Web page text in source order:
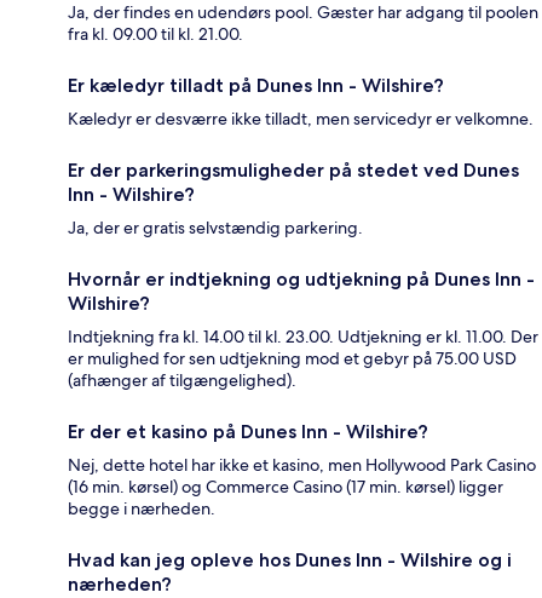
Ja, der findes en udendørs pool. Gæster har adgang til poolen
fra kl. 09.00 til kl. 21.00.
Er kæledyr tilladt på Dunes Inn - Wilshire?
Kæledyr er desværre ikke tilladt, men servicedyr er velkomne.
Er der parkeringsmuligheder på stedet ved Dunes
Inn - Wilshire?
Ja, der er gratis selvstændig parkering.
Hvornår er indtjekning og udtjekning på Dunes Inn -
Wilshire?
Indtjekning fra kl. 14.00 til kl. 23.00. Udtjekning er kl. 11.00. Der
er mulighed for sen udtjekning mod et gebyr på 75.00 USD
(afhænger af tilgængelighed).
Er der et kasino på Dunes Inn - Wilshire?
Nej, dette hotel har ikke et kasino, men Hollywood Park Casino
(16 min. kørsel) og Commerce Casino (17 min. kørsel) ligger
begge i nærheden.
Hvad kan jeg opleve hos Dunes Inn - Wilshire og i
nærheden?